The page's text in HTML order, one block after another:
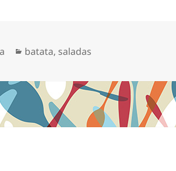
Categorias
batata, saladas